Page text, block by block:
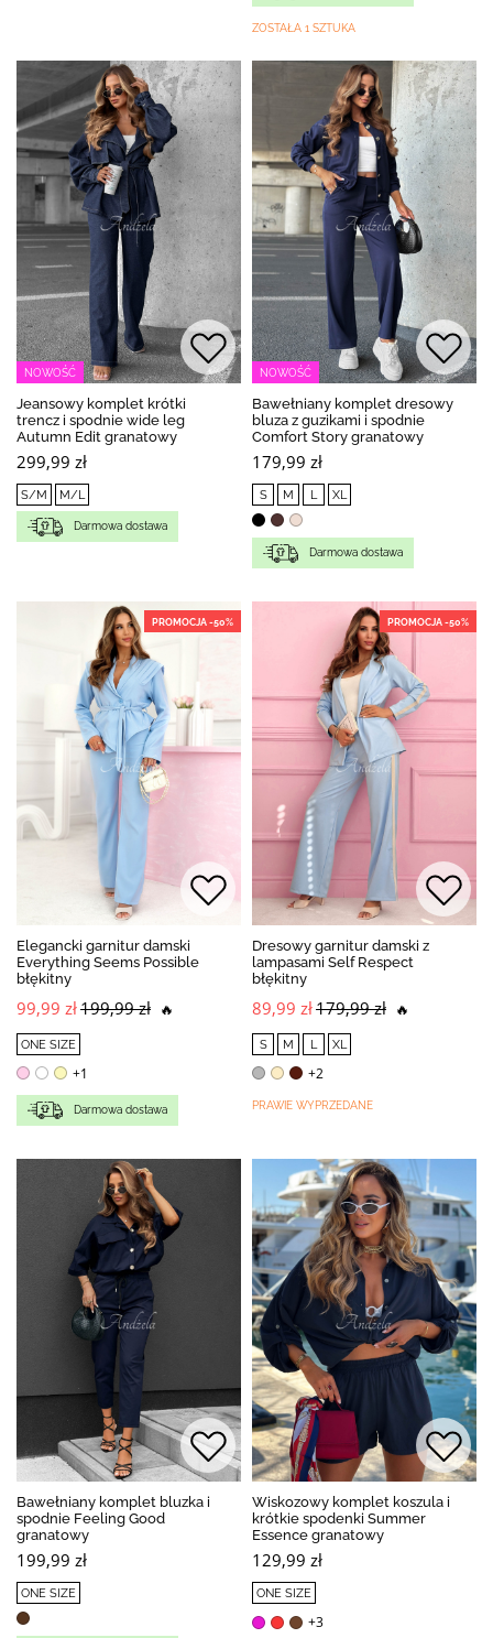
ZOSTAŁA 1 SZTUKA
NOWOŚĆ
Jeansowy komplet krótki
trencz i spodnie wide leg
Autumn Edit granatowy
299,99 zł
S/M M/L
Darmowa dostawa
NOWOŚĆ
Bawełniany komplet dresowy
bluza z guzikami i spodnie
Comfort Story granatowy
179,99 zł
S M L XL
Darmowa dostawa
PROMOCJA -50%
Elegancki garnitur damski
Everything Seems Possible
błękitny
99,99 zł199,99 zł 🔥
ONE SIZE
+1
Darmowa dostawa
PROMOCJA -50%
Dresowy garnitur damski z
lampasami Self Respect
błękitny
89,99 zł179,99 zł 🔥
S M L XL
+2
PRAWIE WYPRZEDANE
Bawełniany komplet bluzka i
spodnie Feeling Good
granatowy
199,99 zł
ONE SIZE
Wiskozowy komplet koszula i
krótkie spodenki Summer
Essence granatowy
129,99 zł
ONE SIZE
+3